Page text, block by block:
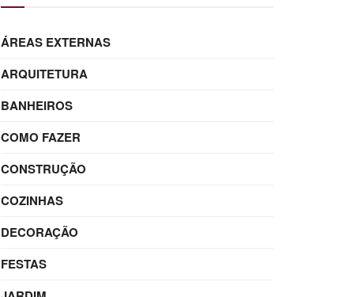
ÁREAS EXTERNAS
ARQUITETURA
BANHEIROS
COMO FAZER
CONSTRUÇÃO
COZINHAS
DECORAÇÃO
FESTAS